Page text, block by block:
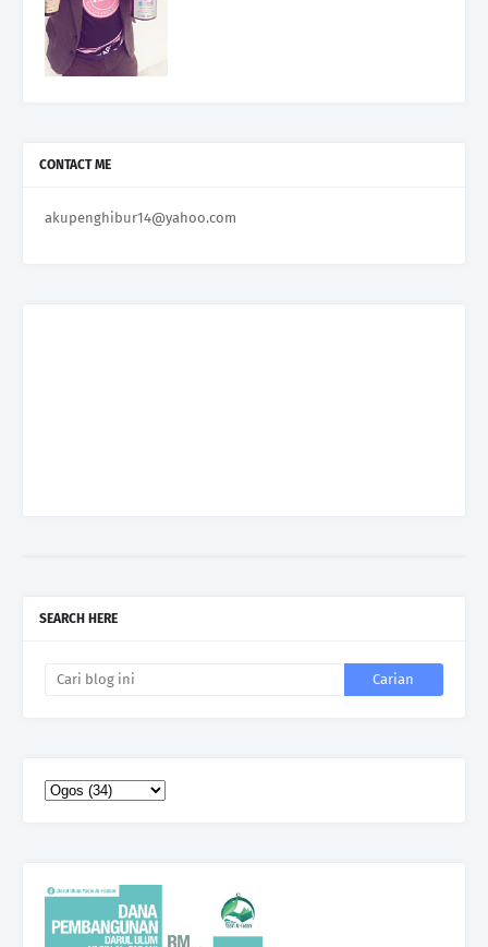
CONTACT ME
akupenghibur14@yahoo.com
SEARCH HERE